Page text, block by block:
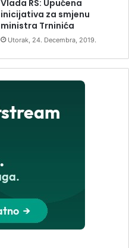
Vlada RS: Upućena
inicijativa za smjenu
ministra Trninića
Utorak, 24. Decembra, 2019.